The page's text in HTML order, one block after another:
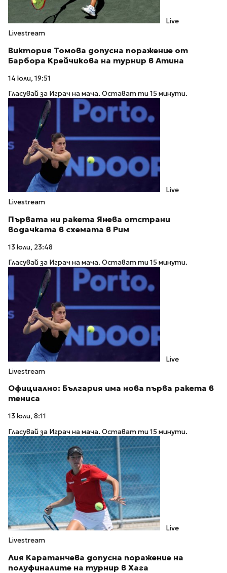
Live
Livestream
Виктория Томова допусна поражение от
Барбора Крейчикова на турнир в Атина
14 юли, 19:51
Гласувай за Играч на мача. Остават ти 15 минути.
Live
Livestream
Първата ни ракета Янева отстрани
водачката в схемата в Рим
13 юли, 23:48
Гласувай за Играч на мача. Остават ти 15 минути.
Live
Livestream
Официално: България има нова първа ракета в
тениса
13 юли, 8:11
Гласувай за Играч на мача. Остават ти 15 минути.
Live
Livestream
Лия Каратанчева допусна поражение на
полуфиналите на турнир в Хага